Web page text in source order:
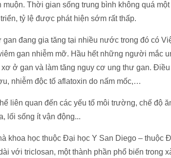
muộn. Thời gian sống trung bình không quá
tỷ lệ được phát hiện sớm rất thấp.
gan đang gia tăng tại nhiều nước trong đó có
gan nhiễm mỡ. Hầu hết những người mắc
ở gan và làm tăng nguy cơ ung thư gan.
nhiễm độc tố aflatoxin do nấm mốc,…
liên quan đến các yếu tố môi trường, chế độ
lối sống ít vận động...
khoa học thuộc Đại học Y San Diego – thuộc
với triclosan, một thành phần phổ biến trong